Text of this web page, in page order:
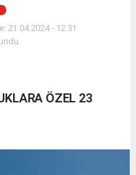
21.04.2024 - 12:31
ÖZEL 23